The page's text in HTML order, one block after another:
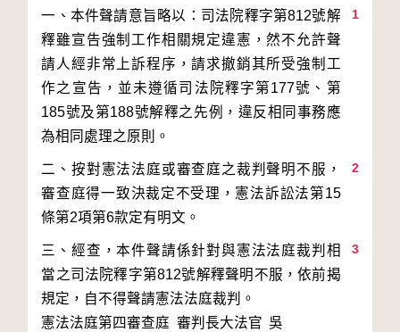
1
一、本件聲請意旨略以：司法院釋字第812號解
釋雖宣告強制工作相關規定違憲，然不允許聲
請人經非常上訴程序，請求撤銷其所受強制工
作之宣告，並未遵循司法院釋字第177號、第
185號及第188號解釋之先例，違反相同事務應
2
二、按對憲法法庭或審查庭之裁判聲明不服，
審查庭得一致決裁定不受理，憲法訴訟法第15
3
三、經查，本件聲請係針對與憲法法庭裁判相
當之司法院釋字第812號解釋聲明不服，依前揭
憲法法庭第四審查庭 審判長大法官 吳